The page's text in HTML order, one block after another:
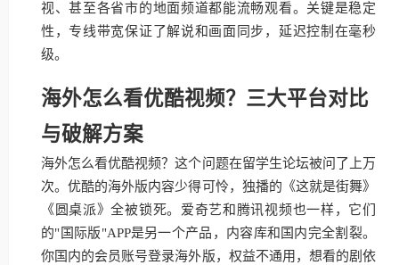
视、甚至各省市的地面频道都能流畅观看。关键是稳定
性，专线带宽保证了解说和画面同步，延迟控制在毫秒
级。
海外怎么看优酷视频？三大平台对比
与破解方案
海外怎么看优酷视频？这个问题在留学生论坛被问了上万
次。优酷的海外版内容少得可怜，独播的《这就是街舞》
《圆桌派》全被锁死。爱奇艺和腾讯视频也一样，它们
的"国际版"APP是另一个产品，内容库和国内完全割裂。
你国内的会员账号登录海外版，权益不通用，想看的剧依